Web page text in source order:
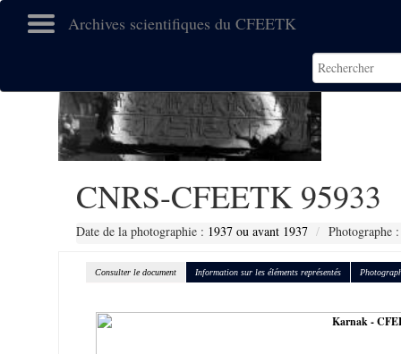
Archives scientifiques du CFEETK
CNRS-CFEETK 95933
Date de la photographie : 1937 ou avant 1937 Photographe
Consulter le document Information sur les éléments représentés